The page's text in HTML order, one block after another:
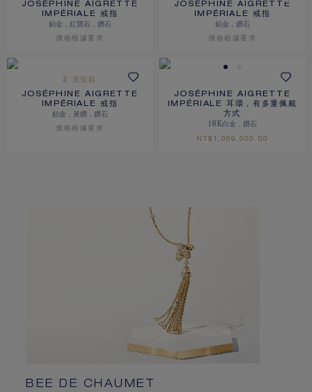
JOSÉPHINE AIGRETTE
IMPÉRIALE 戒指
鉑金，紅寶石，鑽石
價格根據要求
JOSÉPHINE AIGRETTE
IMPÉRIALE 戒指
鉑金，鑽石
價格根據要求
2 克拉起
JOSÉPHINE AIGRETTE
IMPÉRIALE 戒指
鉑金，黃鑽，鑽石
價格根據要求
JOSÉPHINE AIGRETTE
IMPÉRIALE 耳環，有多重佩戴
方式
18K白金，鑽石
NT$‌1,069,000.00
BEE DE CHAUMET